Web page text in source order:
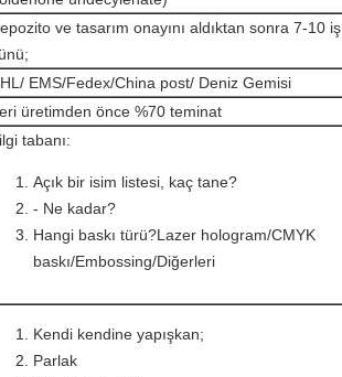
ve tasarım onayını aldıktan sonra 7-10 iş
EMS/Fedex/China post/ Deniz Gemisi
üretimden önce %70 teminat
tabanı:
Açık bir isim listesi, kaç tane?
- Ne kadar?
Hangi baskı türü?Lazer hologram/CMYK
baskı/Embossing/Diğerleri
Kendi kendine yapışkan;
Parlak